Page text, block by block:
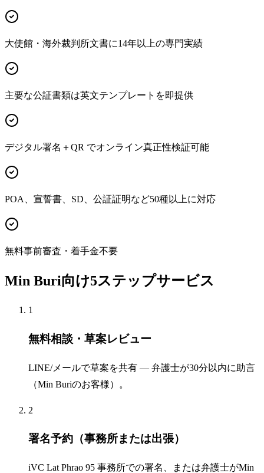
大使館・海外裁判所文書に14年以上の専門実績
主要な公証書類は英文テンプレートを即提供
デジタル署名＋QR でオンライン真正性検証可能
POA、宣誓書、SD、公証証明など50種以上に対応
無料事前審査・着手金不要
Min Buri向け5ステップサービス
1
無料相談・草案レビュー
LINE/メールで草案を共有 — 弁護士が30分以内に助言
（Min Buriのお客様）。
2
署名予約（事務所または出張）
iVC Lat Phrao 95 事務所での署名、または弁護士がMin